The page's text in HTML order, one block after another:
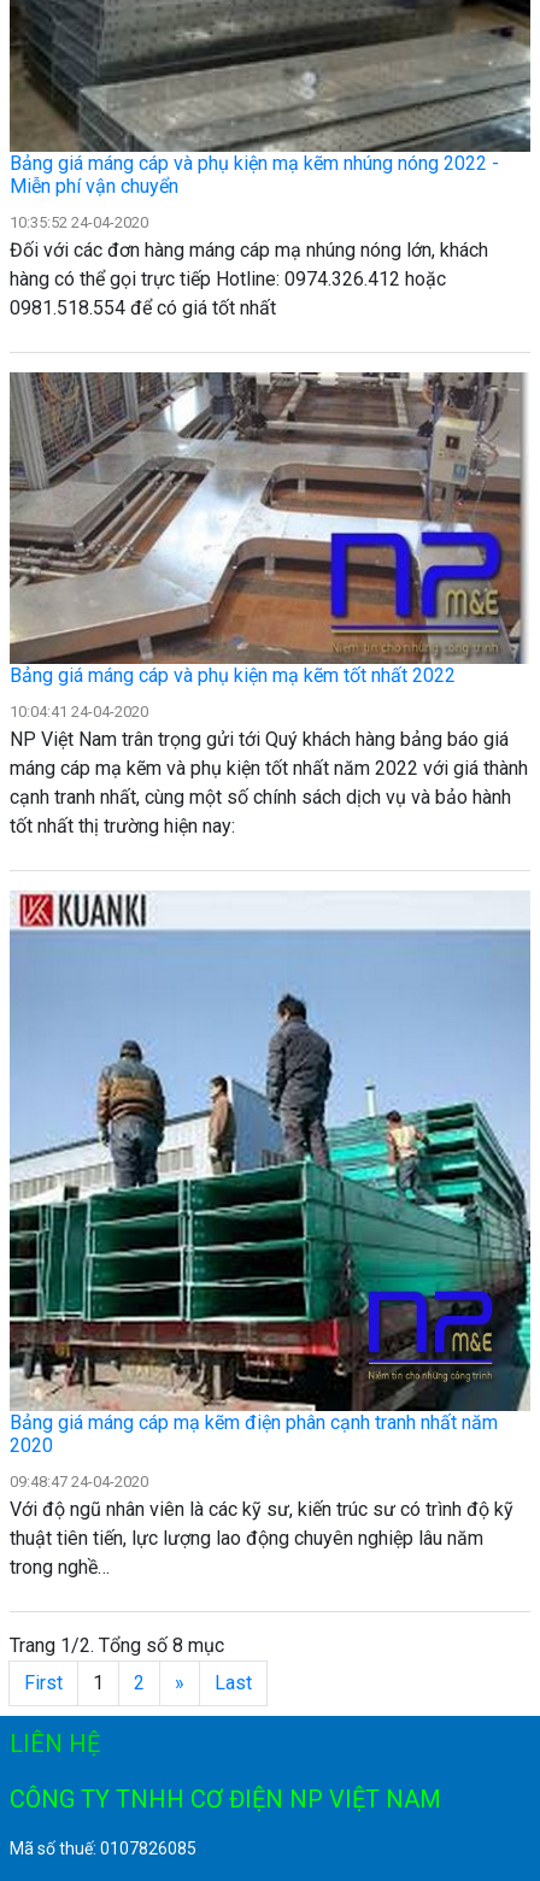
Bảng giá máng cáp và phụ kiện mạ kẽm nhúng nóng 2022 -
Miễn phí vận chuyển
10:35:52 24-04-2020
Đối với các đơn hàng máng cáp mạ nhúng nóng lớn, khách
hàng có thể gọi trực tiếp Hotline: 0974.326.412 hoặc
0981.518.554 để có giá tốt nhất
Bảng giá máng cáp và phụ kiện mạ kẽm tốt nhất 2022
10:04:41 24-04-2020
NP Việt Nam trân trọng gửi tới Quý khách hàng bảng báo giá
máng cáp mạ kẽm và phụ kiện tốt nhất năm 2022 với giá thành
cạnh tranh nhất, cùng một số chính sách dịch vụ và bảo hành
tốt nhất thị trường hiện nay:
Bảng giá máng cáp mạ kẽm điện phân cạnh tranh nhất năm
2020
09:48:47 24-04-2020
Với độ ngũ nhân viên là các kỹ sư, kiến trúc sư có trình độ kỹ
thuật tiên tiến, lực lượng lao động chuyên nghiệp lâu năm
trong nghề…
Trang 1/2. Tổng số 8 mục
First
1 2 » Last
LIÊN HỆ
CÔNG TY TNHH CƠ ĐIỆN NP VIỆT NAM
Mã số thuế: 0107826085